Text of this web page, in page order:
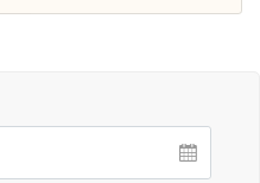
apartamento, ahora solo